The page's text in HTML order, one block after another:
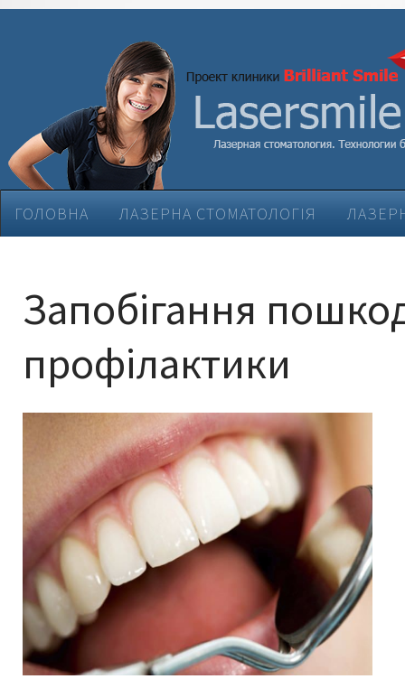
ГОЛОВНА ЛАЗЕРНА СТОМАТОЛОГІЯ
ЕСТЕТИЧНА СТОМАТОЛОГІЯ
ЛІКУВАННЯ
Запобігання
профілактики